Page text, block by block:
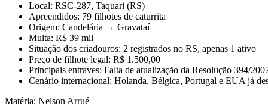
Local: RSC-287, Taquari (RS)
Apreendidos: 79 filhotes de caturrita
Origem: Candelária → Gravataí
Multa: R$ 39 mil
Situação dos criadouros: 2 registrados no RS, apenas 1 ativo
Preço de filhote legal: R$ 1.500,00
Principais entraves: Falta de atualização da Resolução 394/
Cenário internacional: Holanda, Bélgica, Portugal e EUA já
Matéria: Nelson Arrué